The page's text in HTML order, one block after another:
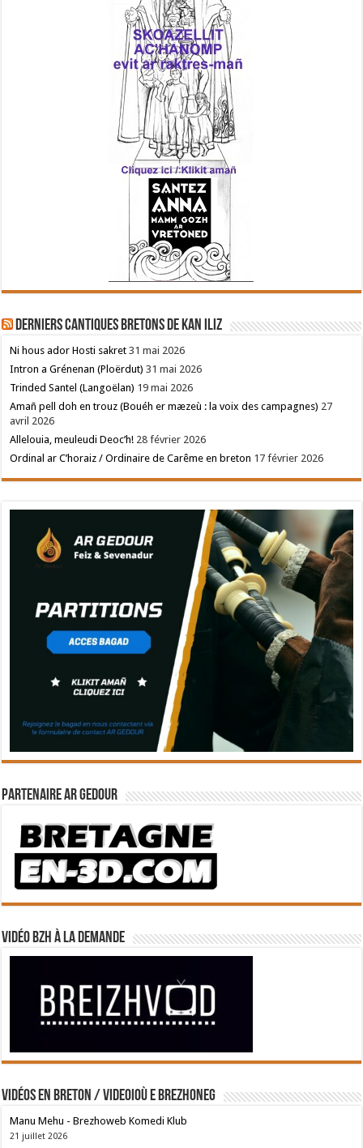
Derniers cantiques bretons de Kan Iliz
Ni hous ador Hosti sakret 31 mai 2026
Intron a Grénenan (Ploërdut) 31 mai 2026
Trinded Santel (Langoëlan) 19 mai 2026
Amañ pell doh en trouz (Bouéh er mæzeù : la voix des campagnes) 27
avril 2026
Allelouia, meuleudi Deoc’h! 28 février 2026
Ordinal ar C’horaiz / Ordinaire de Carême en breton 17 février 2026
Partenaire Ar Gedour
Vidéo BZH à la demande
Vidéos en breton / Videoioù e brezhoneg
Manu Mehu - Brezhoweb Komedi Klub
21 juillet 2026